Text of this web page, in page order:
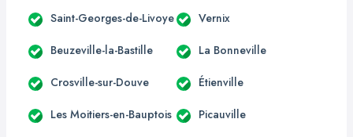
Saint-Georges-de-Livoye Vernix
Beuzeville-la-Bastille La Bonneville
Crosville-sur-Douve Étienville
Les Moitiers-en-Bauptois Picauville